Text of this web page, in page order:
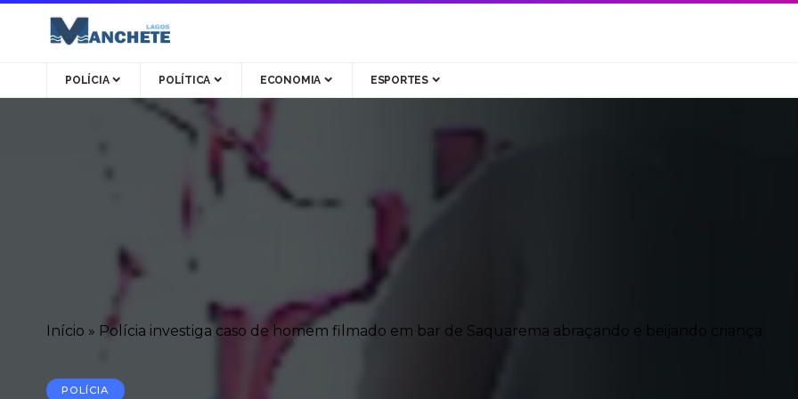
POLÍCIA POLÍTICA ECONOMIA ESPORTES
Início » Polícia investiga caso de homem filmado em bar de Saquarema abraçando e beijando criança
POLÍCIA